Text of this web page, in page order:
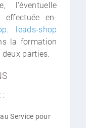
l'éventuelle
en-
. leads-shop
la formation
parties.
:
Service pour